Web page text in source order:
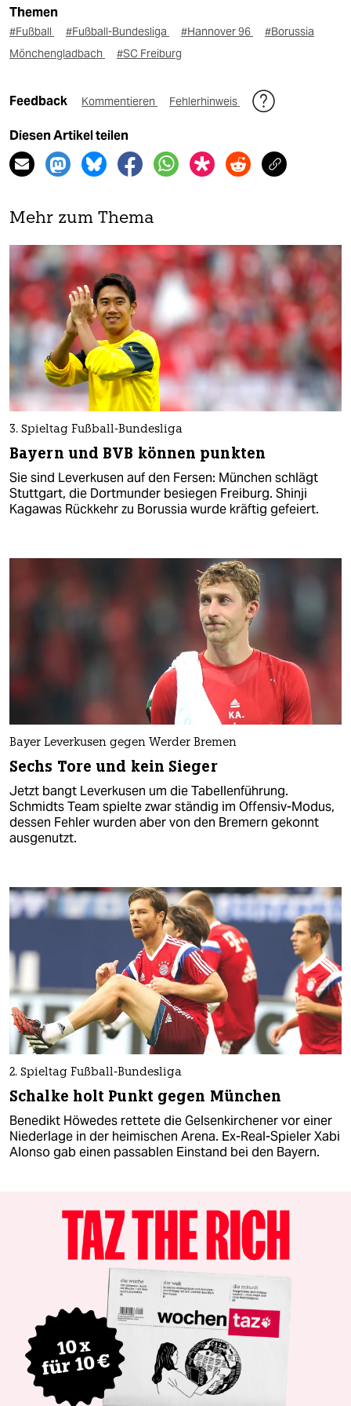
Themen
#Fußball #Fußball-Bundesliga #Hannover 96
#Borussia
Mönchengladbach
#SC Freiburg
Feedback Kommentieren Fehlerhinweis
Diesen Artikel teilen
Mehr zum Thema
3. Spieltag Fußball-Bundesliga
Bayern und BVB können punkten
Sie sind Leverkusen auf den Fersen: München schlägt
Stuttgart, die Dortmunder besiegen Freiburg. Shinji
Kagawas Rückkehr zu Borussia wurde kräftig gefeiert.
Bayer Leverkusen gegen Werder Bremen
Sechs Tore und kein Sieger
Jetzt bangt Leverkusen um die Tabellenführung.
Schmidts Team spielte zwar ständig im Offensiv-Modus,
dessen Fehler wurden aber von den Bremern gekonnt
ausgenutzt.
2. Spieltag Fußball-Bundesliga
Schalke holt Punkt gegen München
Benedikt Höwedes rettete die Gelsenkirchener vor einer
Niederlage in der heimischen Arena. Ex-Real-Spieler Xabi
Alonso gab einen passablen Einstand bei den Bayern.